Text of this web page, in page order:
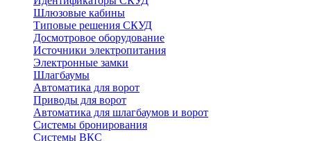
Шлюзовые кабины
Типовые решения СКУД
Досмотровое оборудование
Источники электропитания
Электронные замки
Шлагбаумы
Автоматика для ворот
Приводы для ворот
Автоматика для шлагбаумов и ворот
Системы бронирования
Системы ВКС